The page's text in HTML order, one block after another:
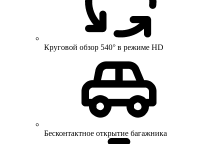
Круговой обзор 540° в режиме HD
Бесконтактное открытие багажника